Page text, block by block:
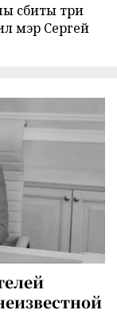
сбиты три
мэр Сергей